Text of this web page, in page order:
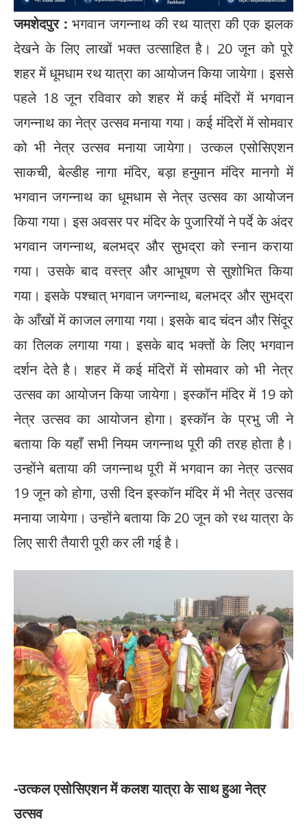
जमशेदपुर : भगवान जगन्नाथ की रथ यात्रा की एक झलक
देखने के लिए लाखों भक्त उत्साहित है। 20 जून को पूरे
शहर में धूमधाम रथ यात्रा का आयोजन किया जायेगा। इससे
पहले 18 जून रविवार को शहर में कई मंदिरों में भगवान
जगन्नाथ का नेत्र उत्सव मनाया गया। कई मंदिरों में सोमवार
को भी नेत्र उत्सव मनाया जायेगा। उत्कल एसोसिएशन
साकची, बेल्डीह नागा मंदिर, बड़ा हनुमान मंदिर मानगो में
भगवान जगन्नाथ का धूमधाम से नेत्र उत्सव का आयोजन
किया गया। इस अवसर पर मंदिर के पुजारियों ने पर्दे के अंदर
भगवान जगन्नाथ, बलभद्र और सुभद्रा को स्नान कराया
गया। उसके बाद वस्त्र और आभूषण से सुशोभित किया
गया। इसके पश्चात् भगवान जगन्नाथ, बलभद्र और सुभद्रा
के आँखों में काजल लगाया गया। इसके बाद चंदन और सिंदूर
का तिलक लगाया गया। इसके बाद भक्तों के लिए भगवान
दर्शन देते है। शहर में कई मंदिरों में सोमवार को भी नेत्र
उत्सव का आयोजन किया जायेगा। इस्कॉन मंदिर में 19 को
नेत्र उत्सव का आयोजन होगा। इस्कॉन के प्रभु जी ने
बताया कि यहाँ सभी नियम जगन्नाथ पूरी की तरह होता है।
उन्होंने बताया की जगन्नाथ पूरी में भगवान का नेत्र उत्सव
19 जून को होगा, उसी दिन इस्कॉन मंदिर में भी नेत्र उत्सव
मनाया जायेगा। उन्होंने बताया कि 20 जून को रथ यात्रा के
लिए सारी तैयारी पूरी कर ली गई है।
-उत्कल एसोसिएशन में कलश यात्रा के साथ हुआ नेत्र
उत्सव